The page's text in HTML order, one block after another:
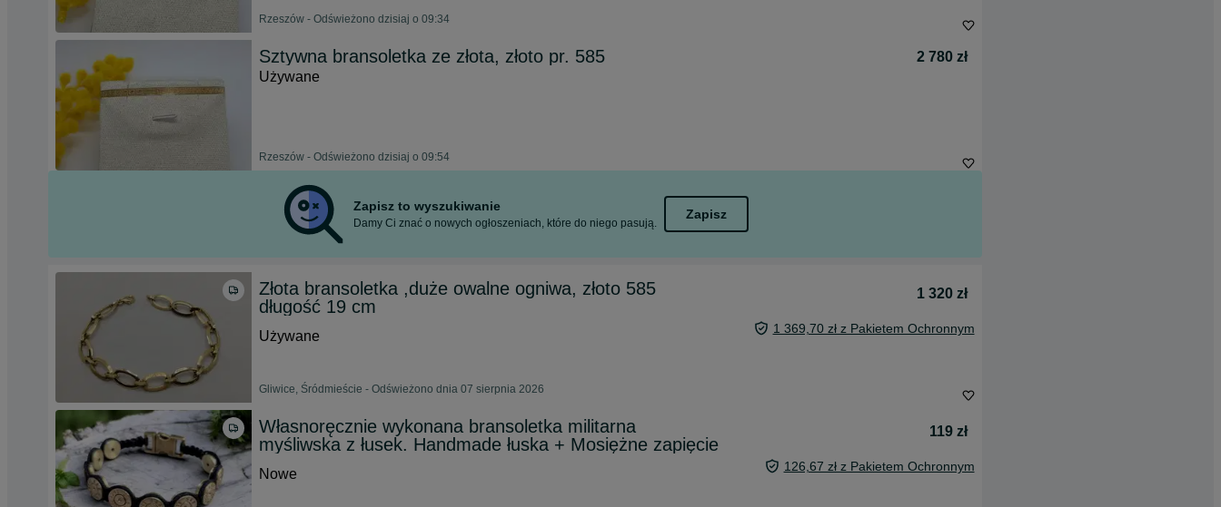
Rzeszów - Odświeżono dzisiaj o 09:34
Sztywna bransoletka ze złota, złoto pr. 585
2 780 zł
Używane
Rzeszów - Odświeżono dzisiaj o 09:54
Zapisz to wyszukiwanie
Damy Ci znać o nowych ogłoszeniach, które do niego pasują.
Zapisz
Złota bransoletka ,duże owalne ogniwa, złoto 585
długość 19 cm
1 320 zł
Używane 1 369,70 zł z Pakietem Ochronnym
Gliwice, Śródmieście - Odświeżono dnia 07 sierpnia 2026
Własnoręcznie wykonana bransoletka militarna
myśliwska z łusek. Handmade łuska + Mosiężne zapięcie
119 zł
Nowe 126,67 zł z Pakietem Ochronnym